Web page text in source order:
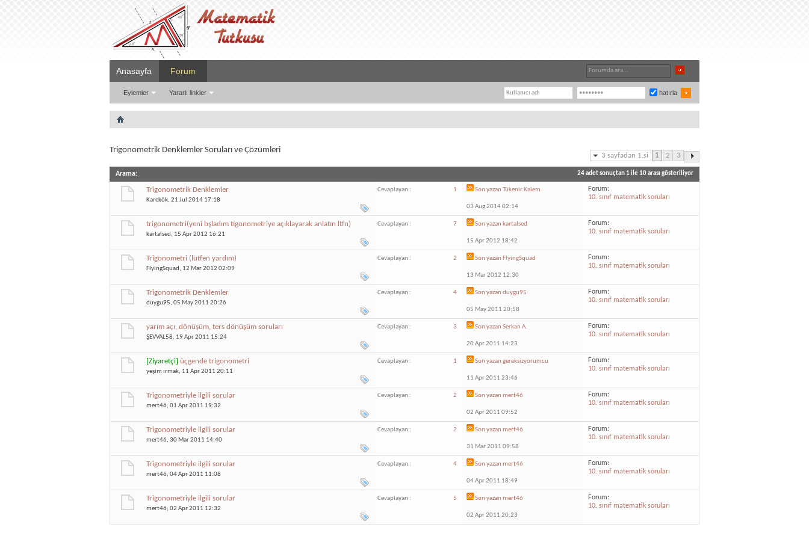
Anasayfa Forum
Eylemler Yararlı linkler hatırla
Trigonometrik Denklemler Soruları ve Çözümleri
3 sayfadan 1.si 1 2 3
Arama: 24 adet sonuçtan 1 ile 10 arası gösteriliyor
Trigonometrik Denklemler
Karekök, 21 Jul 2014 17:18
Cevaplayan : 1 Son yazan Tükenir Kalem
03 Aug 2014 02:14
Forum:
10. sınıf matematik soruları
trigonometri(yeni bşladım tigonometriye açıklayarak anlatın ltfn)
kartalsed , 15 Apr 2012 16:21
Cevaplayan : 7 Son yazan kartalsed
15 Apr 2012 18:42
Forum:
10. sınıf matematik soruları
Trigonometri (lütfen yardım)
FlyingSquad , 12 Mar 2012 02:09
Cevaplayan : 2 Son yazan FlyingSquad
13 Mar 2012 12:30
Forum:
10. sınıf matematik soruları
Trigonometrik Denklemler
duygu95, 05 May 2011 20:26
Cevaplayan : 4 Son yazan duygu95
05 May 2011 20:58
Forum:
10. sınıf matematik soruları
yarım açı, dönüşüm, ters dönüşüm soruları
ŞEVVAL58, 19 Apr 2011 15:24
Cevaplayan : 3 Son yazan Serkan A.
20 Apr 2011 14:23
Forum:
10. sınıf matematik soruları
[Ziyaretçi] üçgende trigonometri
yeşim ırmak, 11 Apr 2011 20:11
Cevaplayan : 1 Son yazan gereksizyorumcu
11 Apr 2011 23:46
Forum:
10. sınıf matematik soruları
Trigonometriyle ilgili sorular
mert46, 01 Apr 2011 19:32
Cevaplayan : 2 Son yazan mert46
02 Apr 2011 09:52
Forum:
10. sınıf matematik soruları
Trigonometriyle ilgili sorular
mert46, 30 Mar 2011 14:40
Cevaplayan : 2 Son yazan mert46
31 Mar 2011 09:58
Forum:
10. sınıf matematik soruları
Trigonometriyle ilgili sorular
mert46, 04 Apr 2011 11:08
Cevaplayan : 4 Son yazan mert46
04 Apr 2011 18:49
Forum:
10. sınıf matematik soruları
Trigonometriyle ilgili sorular
mert46, 02 Apr 2011 12:32
Cevaplayan : 5 Son yazan mert46
02 Apr 2011 20:23
Forum:
10. sınıf matematik soruları